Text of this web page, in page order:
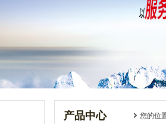
产品中心 您的位